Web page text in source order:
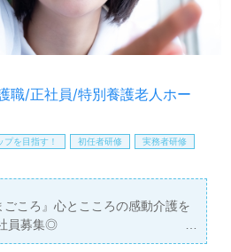
どご希望に応じてお問い合わせ/ご
、求人紹介、年収交渉など完全無
と一緒に転職活動！お問い合わ
職/正社員/特別養護老人ホー
プを目指す！ 初任者研修 実務者研修
ごころ』心とこころの感動介護を
員募集◎
円/賞与2回 】＊初任者研修以